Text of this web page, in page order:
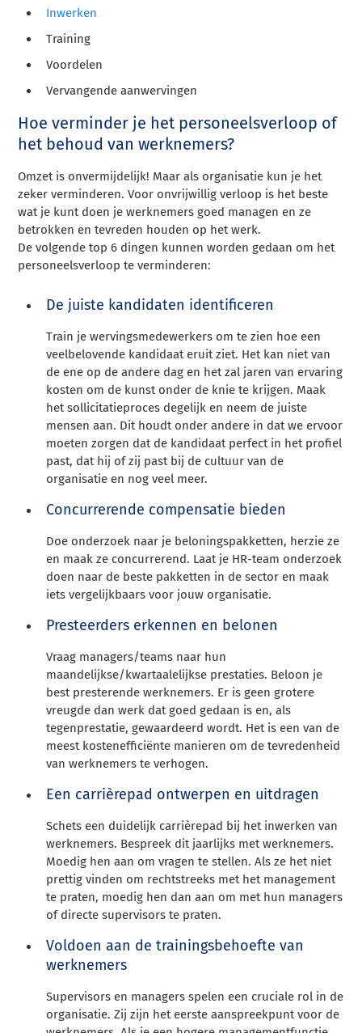
Inwerken
Training
Voordelen
Vervangende aanwervingen
Hoe verminder je het personeelsverloop of
het behoud van werknemers?
Omzet is onvermijdelijk! Maar als organisatie kun je het
zeker verminderen. Voor onvrijwillig verloop is het beste
wat je kunt doen je werknemers goed managen en ze
betrokken en tevreden houden op het werk.
De volgende top 6 dingen kunnen worden gedaan om het
personeelsverloop te verminderen:
De juiste kandidaten identificeren
Train je wervingsmedewerkers om te zien hoe een
veelbelovende kandidaat eruit ziet. Het kan niet van
de ene op de andere dag en het zal jaren van ervaring
kosten om de kunst onder de knie te krijgen. Maak
het sollicitatieproces degelijk en neem de juiste
mensen aan. Dit houdt onder andere in dat we ervoor
moeten zorgen dat de kandidaat perfect in het profiel
past, dat hij of zij past bij de cultuur van de
organisatie en nog veel meer.
Concurrerende compensatie bieden
Doe onderzoek naar je beloningspakketten, herzie ze
en maak ze concurrerend. Laat je HR-team onderzoek
doen naar de beste pakketten in de sector en maak
iets vergelijkbaars voor jouw organisatie.
Presteerders erkennen en belonen
Vraag managers/teams naar hun
maandelijkse/kwartaalelijkse prestaties. Beloon je
best presterende werknemers. Er is geen grotere
vreugde dan werk dat goed gedaan is en, als
tegenprestatie, gewaardeerd wordt. Het is een van de
meest kostenefficiënte manieren om de tevredenheid
van werknemers te verhogen.
Een carrièrepad ontwerpen en uitdragen
Schets een duidelijk carrièrepad bij het inwerken van
werknemers. Bespreek dit jaarlijks met werknemers.
Moedig hen aan om vragen te stellen. Als ze het niet
prettig vinden om rechtstreeks met het management
te praten, moedig hen dan aan om met hun managers
of directe supervisors te praten.
Voldoen aan de trainingsbehoefte van
werknemers
Supervisors en managers spelen een cruciale rol in de
organisatie. Zij zijn het eerste aanspreekpunt voor de